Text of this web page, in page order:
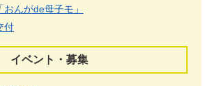
んがde母子モ」
付
イベント・募集